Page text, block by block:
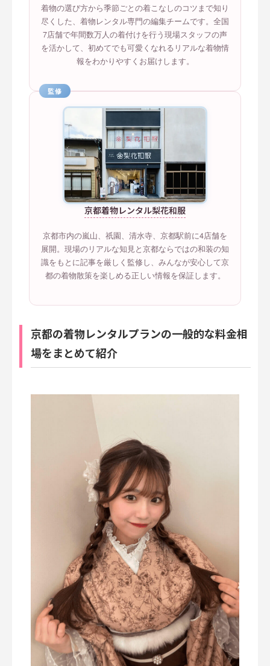
着物の選び方から季節ごとの着こなしのコツまで知り
尽くした、着物レンタル専門の編集チームです。全国
7店舗で年間数万人の着付けを行う現場スタッフの声
を活かして、初めてでも可愛くなれるリアルな着物情
報をわかりやすくお届けします。
監修
京都着物レンタル梨花和服
京都市内の嵐山、祇園、清水寺、京都駅前に4店舗を
展開。現場のリアルな知見と京都ならではの和装の知
識をもとに記事を厳しく監修し、みんなが安心して京
都の着物散策を楽しめる正しい情報を保証します。
京都の着物レンタルプランの一般的な料金相
場をまとめて紹介